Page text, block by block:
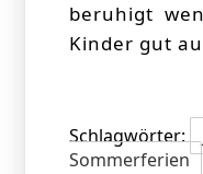
beruhigt
Kinder gut
Schlagwörter:
Sommerferien